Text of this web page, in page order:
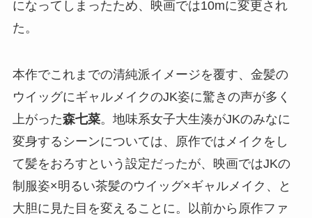
になってしまったため、映画では10mに変更され
た。
本作でこれまでの清純派イメージを覆す、金髪の
ウイッグにギャルメイクのJK姿に驚きの声が多く
上がった森七菜。地味系女子大生湊がJKのみなに
変身するシーンについては、原作ではメイクをし
て髪をおろすという設定だったが、映画ではJKの
制服姿×明るい茶髪のウイッグ×ギャルメイク、と
大胆に見た目を変えることに。以前から原作ファ